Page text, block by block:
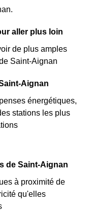
aller plus loin
de plus amples
Saint-Aignan
Aignan
énergétiques,
stations les plus
de Saint-Aignan
à proximité de
qu'elles